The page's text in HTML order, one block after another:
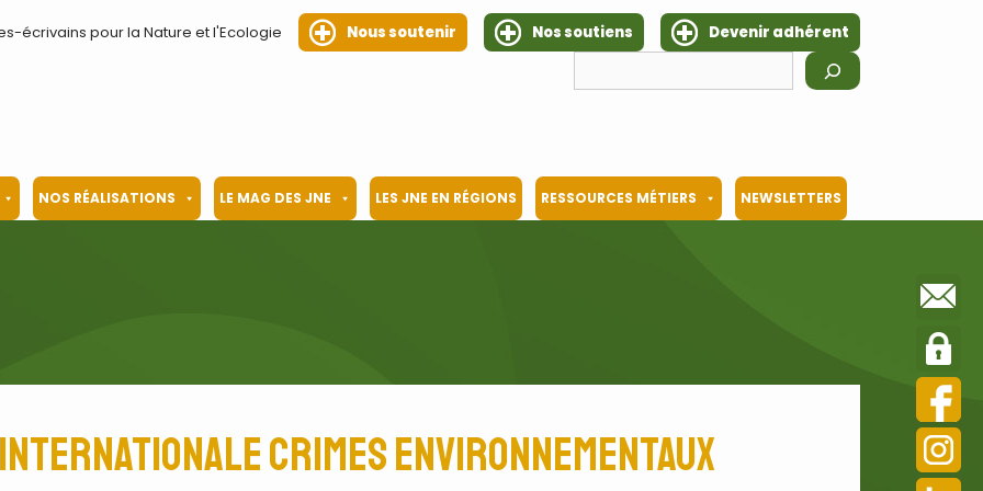
écrivains pour la Nature et l'Ecologie Nous soutenir Nos soutiens
Devenir adhérent
NOS RÉALISATIONS LE MAG DES JNE LES JNE EN RÉGIONS RESSOURCES MÉTIERS NEWSLETTERS
crimes environnementaux